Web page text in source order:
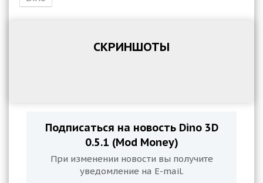
СКРИНШОТЫ
Подписаться на новость Dino 3D
0.5.1 (Mod Money)
При изменении новости вы получите
уведомление на E-mail.